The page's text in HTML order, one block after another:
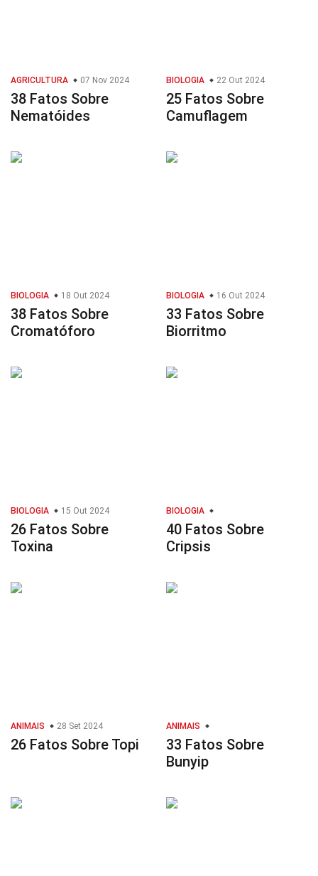
AGRICULTURA 07 Nov 2024
38 Fatos Sobre
Nematóides
BIOLOGIA 22 Out 2024
25 Fatos Sobre
Camuflagem
BIOLOGIA 18 Out 2024
38 Fatos Sobre
Cromatóforo
BIOLOGIA 16 Out 2024
33 Fatos Sobre
Biorritmo
BIOLOGIA 15 Out 2024
26 Fatos Sobre
Toxina
BIOLOGIA
40 Fatos Sobre
Cripsis
ANIMAIS 28 Set 2024
26 Fatos Sobre Topi
ANIMAIS
33 Fatos Sobre
Bunyip